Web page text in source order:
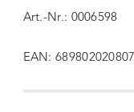
Art.-Nr.: 0006598
EAN: 689802020807